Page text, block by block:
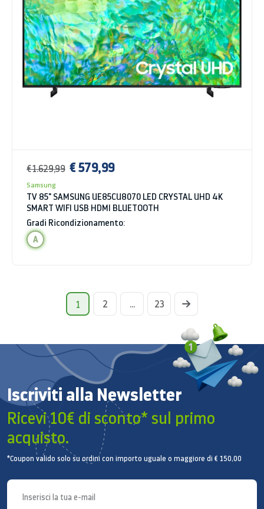
€ 1.629,99 € 579,99
Samsung
TV 85" SAMSUNG UE85CU8070 LED CRYSTAL UHD 4K
SMART WIFI USB HDMI BLUETOOTH
Gradi Ricondizionamento:
A
1 2 ... 23
Iscriviti alla Newsletter
Ricevi 10€ di sconto* sul primo
acquisto.
*Coupon valido solo su ordini con importo uguale o maggiore di € 150,00